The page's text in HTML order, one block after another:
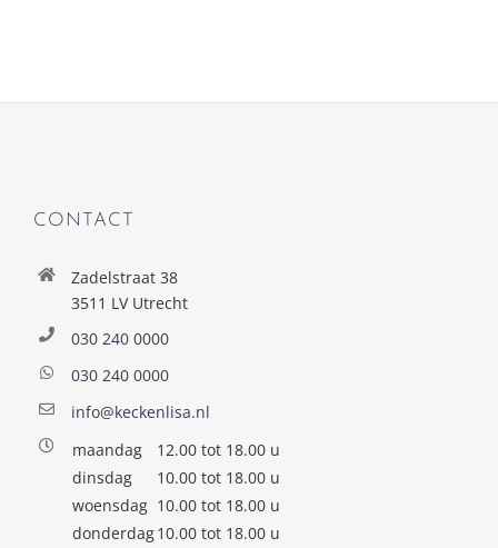
CONTACT
Zadelstraat 38
3511 LV Utrecht
030 240 0000
030 240 0000
info@keckenlisa.nl
maandag
12.00 tot 18.00 u
dinsdag
10.00 tot 18.00 u
woensdag 10.00 tot 18.00 u
donderdag10.00 tot 18.00 u